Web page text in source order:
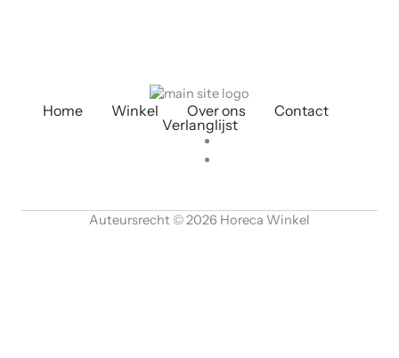
Home Winkel Over ons
Contact
Verlanglijst
Auteursrecht © 2026 Horeca Winkel